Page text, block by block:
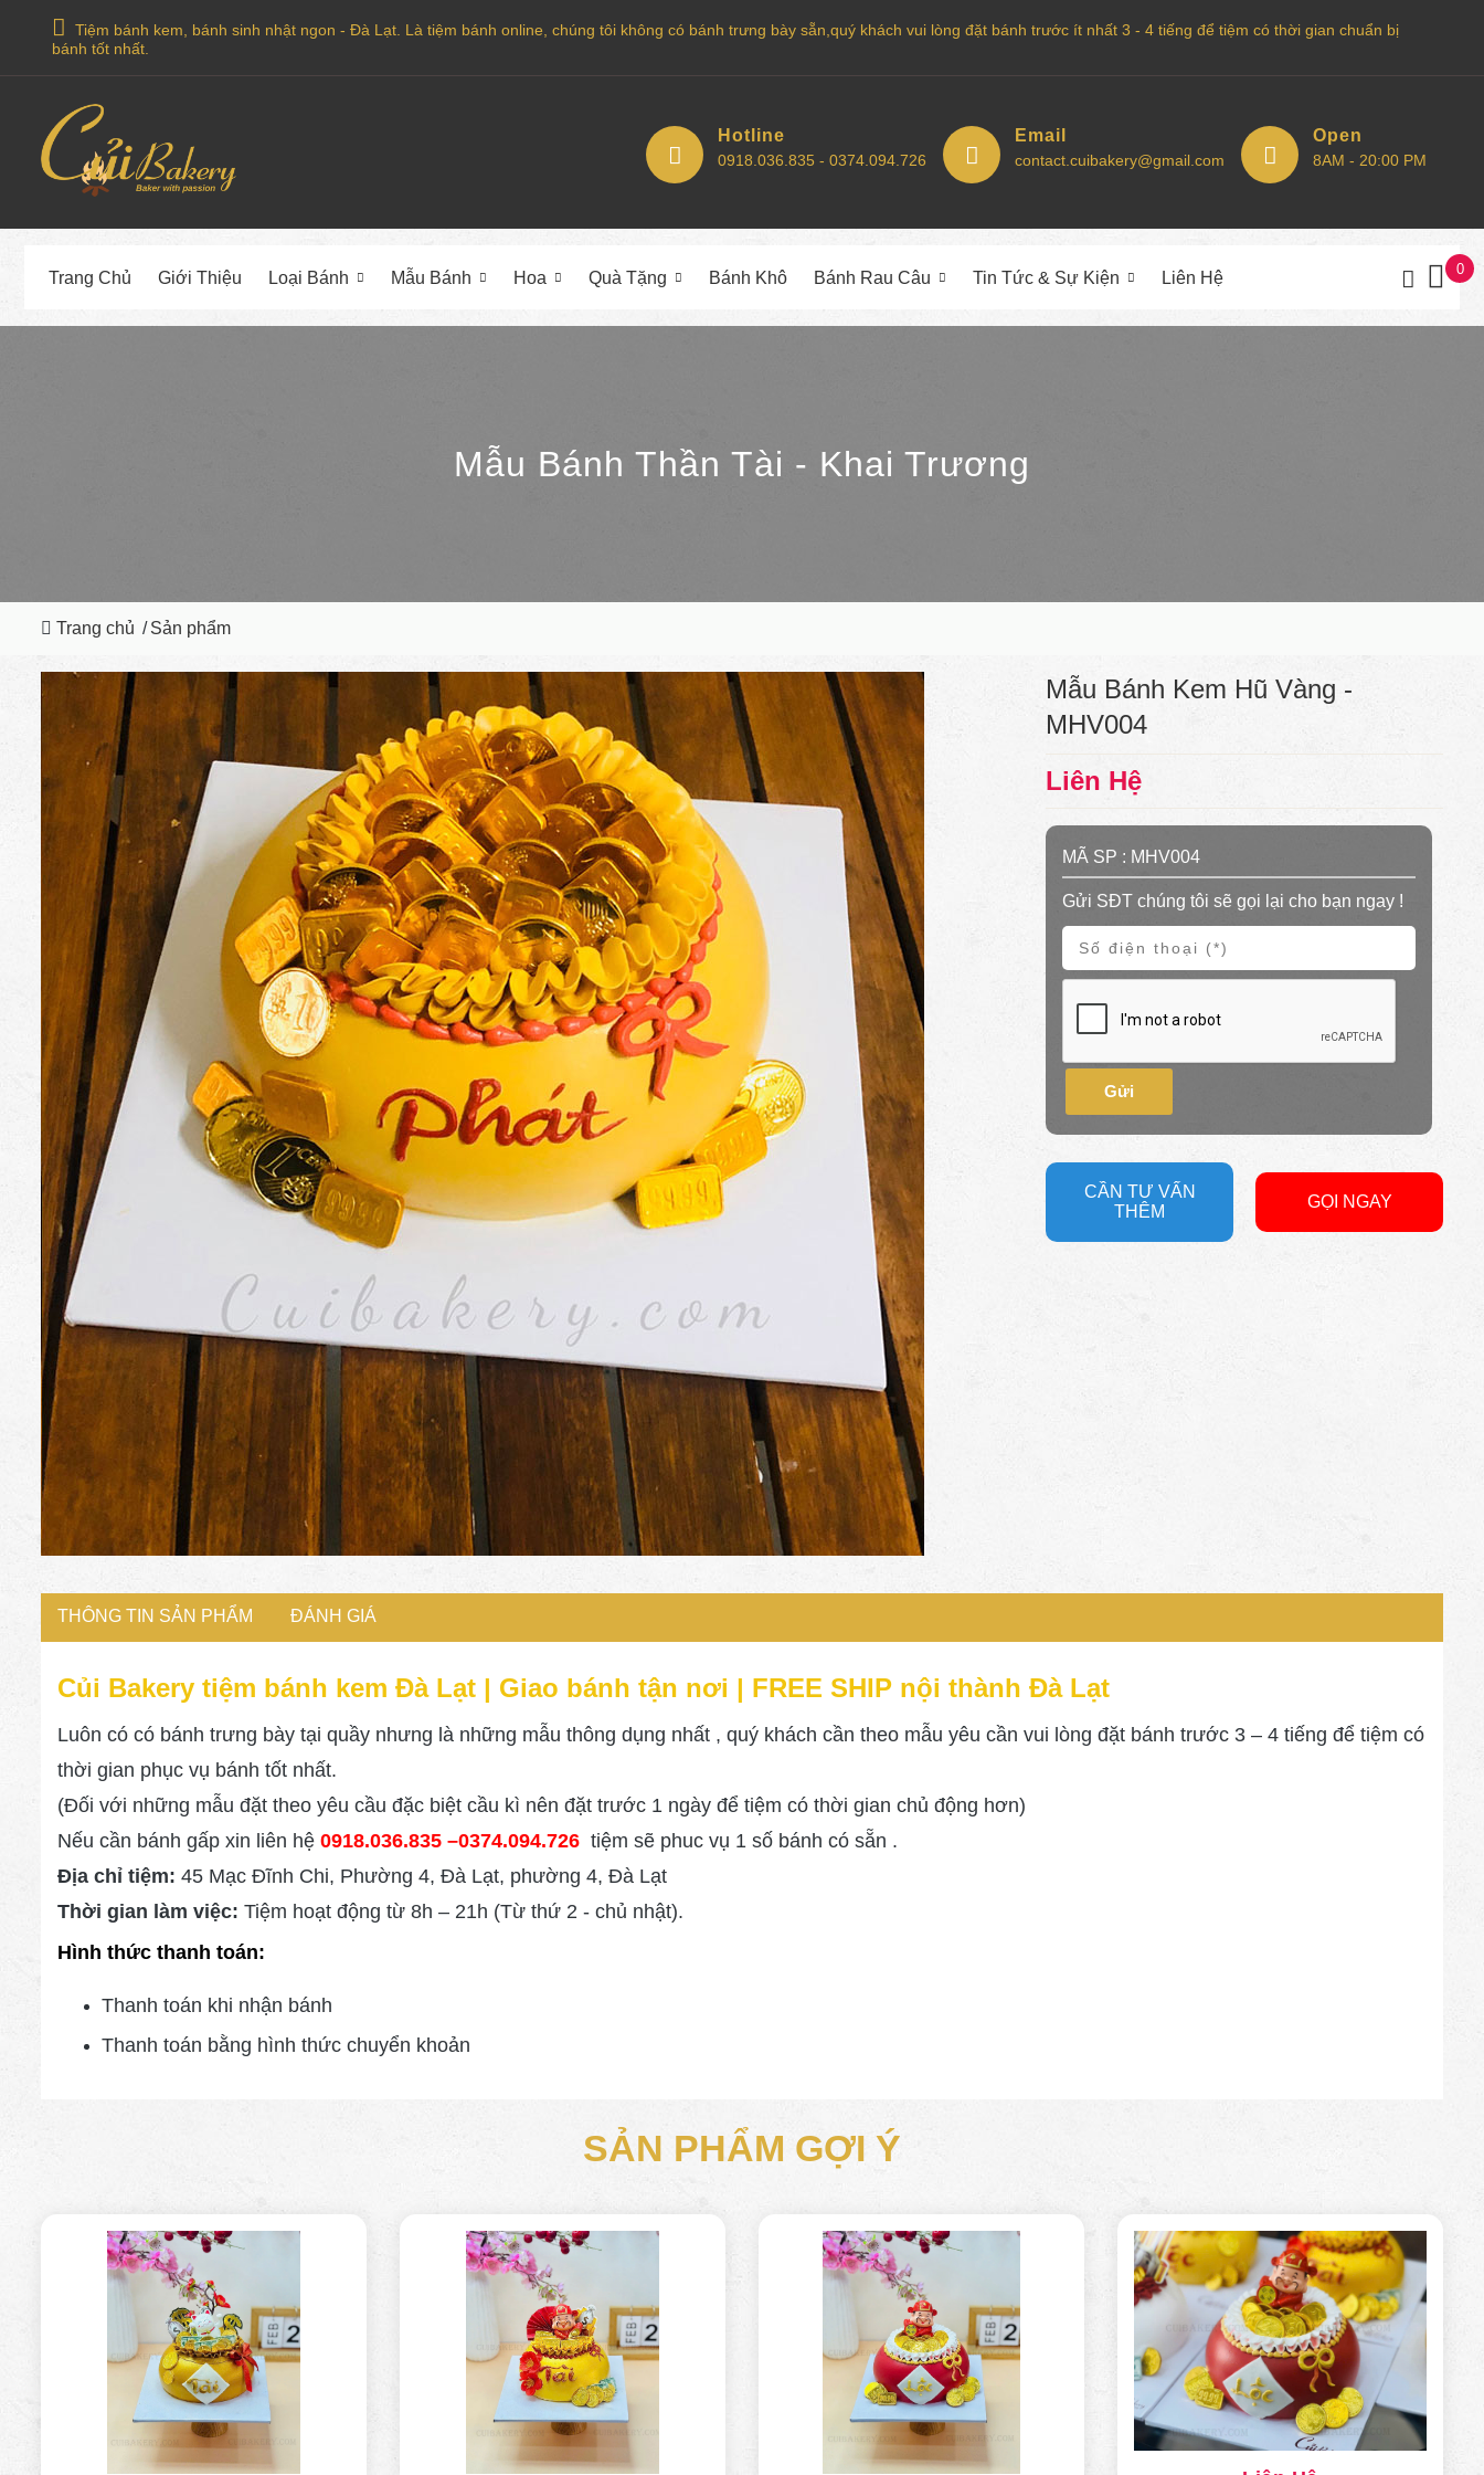
Tiệm bánh kem, bánh sinh nhật ngon - Đà Lạt. Là tiệm bánh online, chúng tôi không có bánh trưng bày sẵn,quý khách vui lòng đặt bánh trước ít nhất 3 - 4 tiếng để tiệm có thời gian chuẩn bị
bánh tốt nhất.
Hotline
0918.036.835 - 0374.094.726
Email
contact.cuibakery@gmail.com
Open
8AM - 20:00 PM
Trang Chủ Giới Thiệu Loại Bánh Mẫu Bánh Hoa Quà Tặng Bánh Khô Bánh Rau Câu Tin Tức & Sự Kiện Liên Hệ 0
Mẫu Bánh Thần Tài - Khai Trương
Trang chủ / Sản phẩm
Mẫu Bánh Kem Hũ Vàng -
MHV004
Liên Hệ
MÃ SP : MHV004
Gửi SĐT chúng tôi sẽ gọi lại cho bạn ngay !
Gửi
CẦN TƯ VẤN
THÊM
GỌI NGAY
THÔNG TIN SẢN PHẨM ĐÁNH GIÁ
Củi Bakery tiệm bánh kem Đà Lạt | Giao bánh tận nơi | FREE SHIP nội thành Đà Lạt
Luôn có có bánh trưng bày tại quầy nhưng là những mẫu thông dụng nhất , quý khách cần theo mẫu yêu cần vui lòng đặt bánh trước 3 – 4 tiếng để tiệm có
thời gian phục vụ bánh tốt nhất.
(Đối với những mẫu đặt theo yêu cầu đặc biệt cầu kì nên đặt trước 1 ngày để tiệm có thời gian chủ động hơn)
Nếu cần bánh gấp xin liên hệ 0918.036.835 –0374.094.726 tiệm sẽ phuc vụ 1 số bánh có sẵn .
Địa chỉ tiệm: 45 Mạc Đĩnh Chi, Phường 4, Đà Lạt, phường 4, Đà Lạt
Thời gian làm việc: Tiệm hoạt động từ 8h – 21h (Từ thứ 2 - chủ nhật).
Hình thức thanh toán:
Thanh toán khi nhận bánh
Thanh toán bằng hình thức chuyển khoản
SẢN PHẨM GỢI Ý